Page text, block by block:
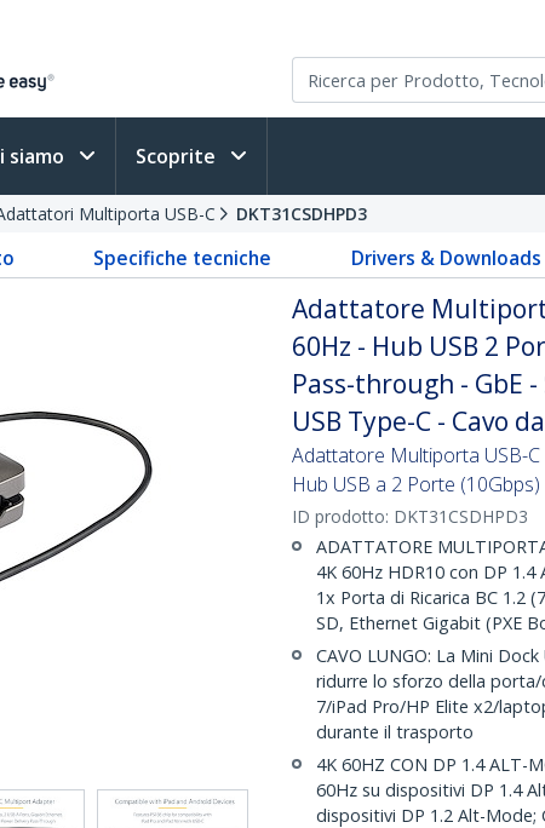
siamo Scoprite
Multiporta USB-C DKT31CSDHPD3
Specifiche tecniche Drivers & Downloads
Adattatore
60Hz - Hub USB 2
Pass-through - GbE
USB Type-C - Cavo
Adattatore Multiporta USB-
Hub USB a 2 Porte
ID prodotto: DKT31CSDHPD3
ADATTATORE
4K 60Hz HDR10 con DP
1x Porta di Ricarica BC 1.2
SD, Ethernet Gigabit (PXE
CAVO LUNGO: La Mini
ridurre lo sforzo della
7/iPad Pro/HP Elite x2/
durante il trasporto
4K 60HZ CON DP 1.4 ALT-
60Hz su dispositivi DP 1.4
dispositivi DP 1.2 Alt-Mode;